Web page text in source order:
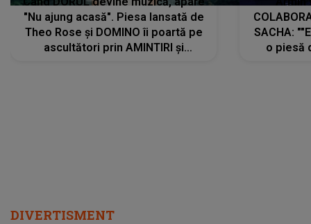
"Nu ajung acasă". Piesa lansată de
Theo Rose și DOMINO îi poartă pe
ascultători prin AMINTIRI și
SACHA:
o piesă
DIVERTISMENT